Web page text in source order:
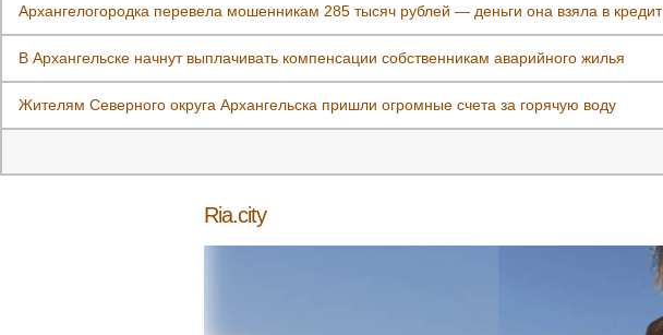
Архангелогородка перевела мошенникам 285 тысяч рублей — деньги она взяла в кредит
В Архангельске начнут выплачивать компенсации собственникам аварийного жилья
Жителям Северного округа Архангельска пришли огромные счета за горячую воду
Ria.city